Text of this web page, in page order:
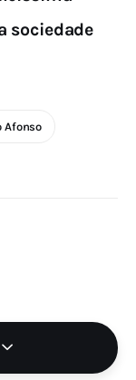
sociedade
Afonso